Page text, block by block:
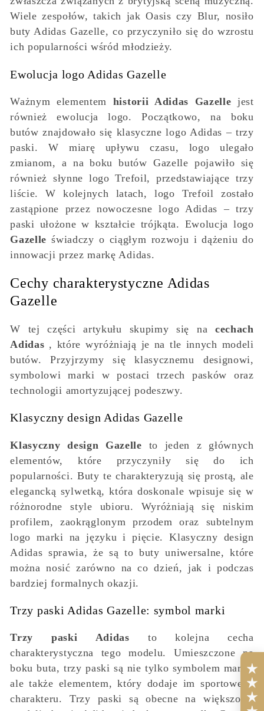
Wiele zespołów, takich jak Oasis czy Blur, nosiło
buty Adidas Gazelle, co przyczyniło się do wzrostu
ich popularności wśród młodzieży.
Ewolucja logo Adidas Gazelle
Ważnym elementem historii Adidas Gazelle jest
również ewolucja logo. Początkowo, na boku
butów znajdowało się klasyczne logo Adidas – trzy
paski. W miarę upływu czasu, logo ulegało
zmianom, a na boku butów Gazelle pojawiło się
również słynne logo Trefoil, przedstawiające trzy
liście. W kolejnych latach, logo Trefoil zostało
zastąpione przez nowoczesne logo Adidas – trzy
paski ułożone w kształcie trójkąta. Ewolucja logo
Gazelle świadczy o ciągłym rozwoju i dążeniu do
innowacji przez markę Adidas.
Cechy charakterystyczne Adidas
Gazelle
W tej części artykułu skupimy się na cechach
Adidas , które wyróżniają je na tle innych modeli
butów. Przyjrzymy się klasycznemu designowi,
symbolowi marki w postaci trzech pasków oraz
technologii amortyzującej podeszwy.
Klasyczny design Adidas Gazelle
Klasyczny design Gazelle to jeden z głównych
elementów, które przyczyniły się do ich
popularności. Buty te charakteryzują się prostą, ale
elegancką sylwetką, która doskonale wpisuje się w
różnorodne style ubioru. Wyróżniają się niskim
profilem, zaokrąglonym przodem oraz subtelnym
logo marki na języku i pięcie. Klasyczny design
Adidas sprawia, że są to buty uniwersalne, które
można nosić zarówno na co dzień, jak i podczas
bardziej formalnych okazji.
Trzy paski Adidas Gazelle: symbol marki
Trzy paski Adidas to kolejna cecha
charakterystyczna tego modelu. Umieszczone na
boku buta, trzy paski są nie tylko symbolem marki,
ale także elementem, który dodaje im sportowego
charakteru. Trzy paski są obecne na większości